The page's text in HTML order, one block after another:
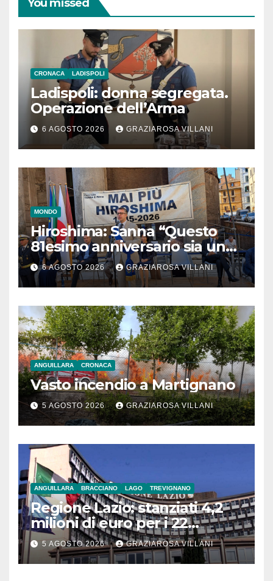
You missed
CRONACA LADISPOLI
Ladispoli: donna segregata.
Operazione dell’Arma
6 AGOSTO 2026 GRAZIAROSA VILLANI
MONDO
Hiroshima: Sanna “Questo
81esimo anniversario sia un
monito per tutti”
6 AGOSTO 2026 GRAZIAROSA VILLANI
ANGUILLARA CRONACA
Vasto incendio a Martignano
5 AGOSTO 2026 GRAZIAROSA VILLANI
ANGUILLARA BRACCIANO LAGO TREVIGNANO
Regione Lazio: stanziati 4,2
milioni di euro per i 22
Comuni dell’Etruria
Meridionale
5 AGOSTO 2026 GRAZIAROSA VILLANI